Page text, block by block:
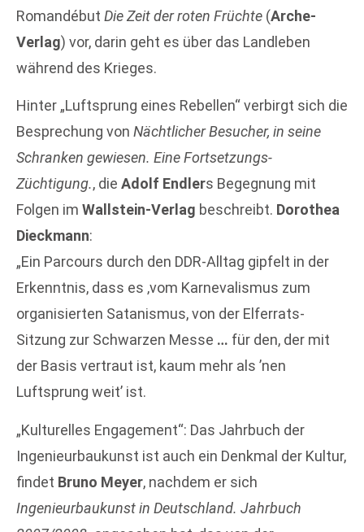
Romandébut Die Zeit der roten Früchte (Arche-
Verlag) vor, darin geht es über das Landleben
während des Krieges.
Hinter „Luftsprung eines Rebellen“ verbirgt sich die
Besprechung von Nächtlicher Besucher, in seine
Schranken gewiesen. Eine Fortsetzungs-
Züchtigung., die Adolf Endlers Begegnung mit
Folgen im Wallstein-Verlag beschreibt. Dorothea
Dieckmann:
„Ein Parcours durch den DDR-Alltag gipfelt in der
Erkenntnis, dass es ‚vom Karnevalismus zum
organisierten Satanismus, von der Elferrats-
Sitzung zur Schwarzen Messe … für den, der mit
der Basis vertraut ist, kaum mehr als ’nen
Luftsprung weit’ ist.
„Kulturelles Engagement“: Das Jahrbuch der
Ingenieurbaukunst ist auch ein Denkmal der Kultur,
findet Bruno Meyer, nachdem er sich
Ingenieurbaukunst in Deutschland. Jahrbuch